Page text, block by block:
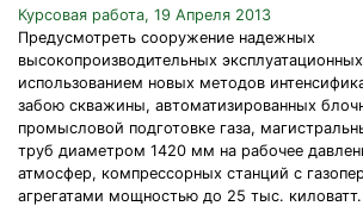
Курсовая работа, 19 Апреля 2013
Предусмотреть сооружение надежных
высокопроизводительных
использованием новых методов
забою скважины, автоматизированных
промысловой подготовке газа,
труб диаметром 1420 мм на рабочее
атмосфер, компрессорных станций с
агрегатами мощностью до 25 тыс.